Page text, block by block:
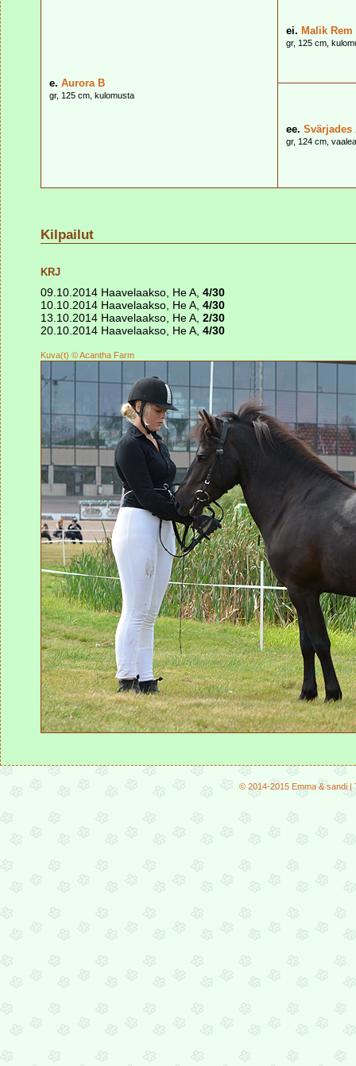
e. Aurora B
gr, 125 cm, kulomusta
ei. Malik Rem
gr, 125 cm,
ee. Svärjades
gr, 124 cm,
Kilpailut
KRJ
09.10.2014 Haavelaakso, He A, 4/30
10.10.2014 Haavelaakso, He A, 4/30
13.10.2014 Haavelaakso, He A, 2/30
20.10.2014 Haavelaakso, He A, 4/30
Kuva(t) © Acantha Farm
© 2014-2015 Emma & sandi |